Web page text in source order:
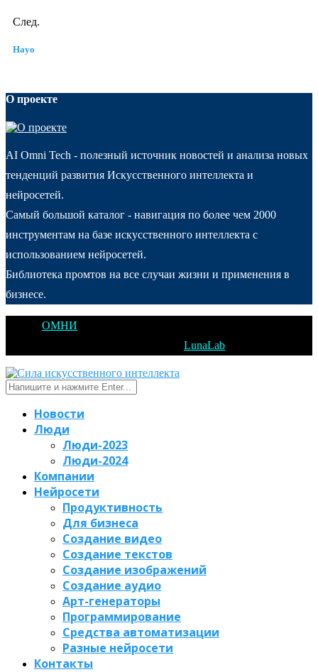
След.
Hayo
О проекте
AI Omni Tech - полезный источник новостей и анализа новых
тенденций развития Искусственного интеллекта и
нейросетей.
Самый большой каталог - навигация по более чем 2000
инструментам на базе искусственного интеллекта с
использованием нейросетей.
Библиотека промтов на все случаи жизни и применения в
бизнесе.
ОМНИ
LunaLab
Новости
Люди
Люди-2023
Люди-2024
Компании
Нейросети
Продуктивность
Для бизнеса
Создание видео
Создание текстов
Создание изображений
Создание аудио
Арт-генераторы
Программирование
Средства автоматизации
Разные нейросети
Контакты